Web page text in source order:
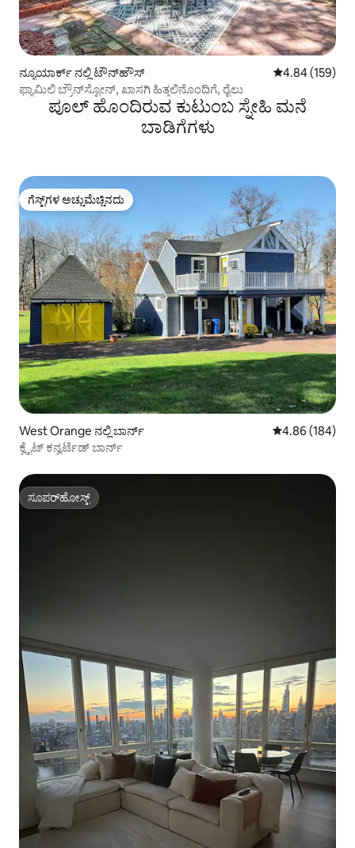
ನ್ಯೂಯಾರ್ಕ್ ನಲ್ಲಿ ಟೌನ್‌ಹೌಸ್ 5 ರಲ್ಲಿ 4.84
4.84 (159)
ಫ್ಯಾಮಿಲಿ ಬ್ರೌನ್‌ಸ್ಟೋನ್, ಖಾಸಗಿ ಹಿತ್ತಲಿನೊಂದಿಗೆ, ರೈಲು
ಪೂಲ್ ಹೊಂದಿರುವ ಕುಟುಂಬ ಸ್ನೇಹಿ ಮನೆ
ಬಾಡಿಗೆಗಳು
ಗೆಸ್ಟ್‌ಗಳ ಅಚ್ಚುಮೆಚ್ಚಿನದು
ಗೆಸ್ಟ್‌ಗಳ ಅಚ್ಚುಮೆಚ್ಚಿನದು
West Orange ನಲ್ಲಿ ಬಾರ್ನ್ 5 ರಲ್ಲಿ 4.86
4.86 (184)
ಕ್ವೈಟ್ ಕನ್ವರ್ಟೆಡ್ ಬಾರ್ನ್
ಸೂಪರ್‌ಹೋಸ್ಟ್
ಸೂಪರ್‌ಹೋಸ್ಟ್